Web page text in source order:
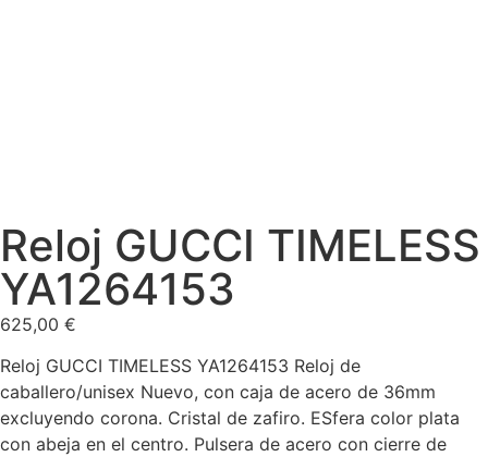
Reloj GUCCI TIMELESS
YA1264153
625,00 €
Reloj GUCCI TIMELESS YA1264153 Reloj de
caballero/unisex Nuevo, con caja de acero de 36mm
excluyendo corona. Cristal de zafiro. ESfera color plata
con abeja en el centro. Pulsera de acero con cierre de